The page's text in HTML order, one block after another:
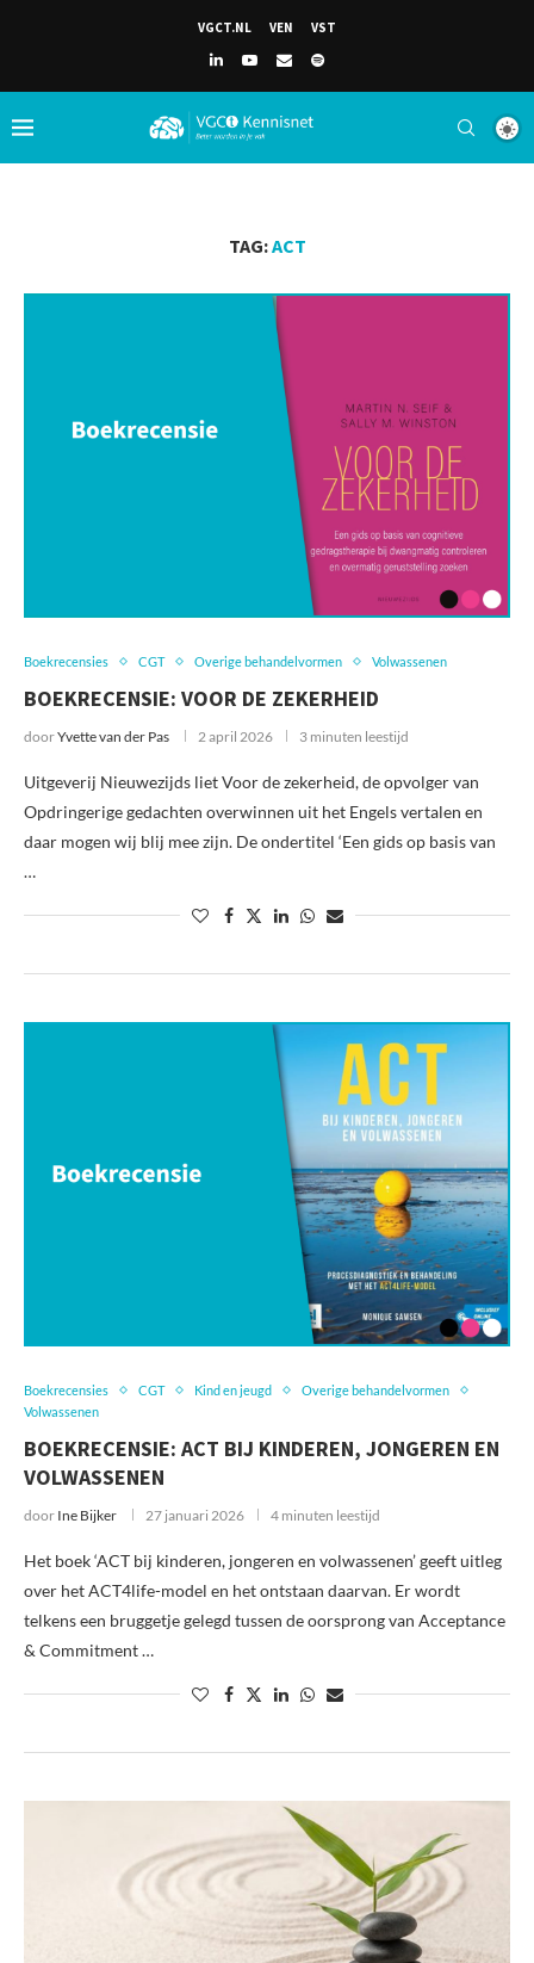
VGCT.NL VEN VST
TAG:ACT
Boekrecensies CGT Overige behandelvormen Volwassenen
BOEKRECENSIE: VOOR DE ZEKERHEID
doorYvette van der Pas 2 april 2026 3 minuten leestijd
Uitgeverij Nieuwezijds liet Voor de zekerheid, de opvolger van
Opdringerige gedachten overwinnen uit het Engels vertalen en
daar mogen wij blij mee zijn. De ondertitel ‘Een gids op basis van
…
Boekrecensies CGT Kind en jeugd
Overige behandelvormen
Volwassenen
BOEKRECENSIE: ACT BIJ KINDEREN, JONGEREN EN
VOLWASSENEN
door Ine Bijker 27 januari 2026 4 minuten leestijd
Het boek ‘ACT bij kinderen, jongeren en volwassenen’ geeft uitleg
over het ACT4life-model en het ontstaan daarvan. Er wordt
telkens een bruggetje gelegd tussen de oorsprong van Acceptance
& Commitment …